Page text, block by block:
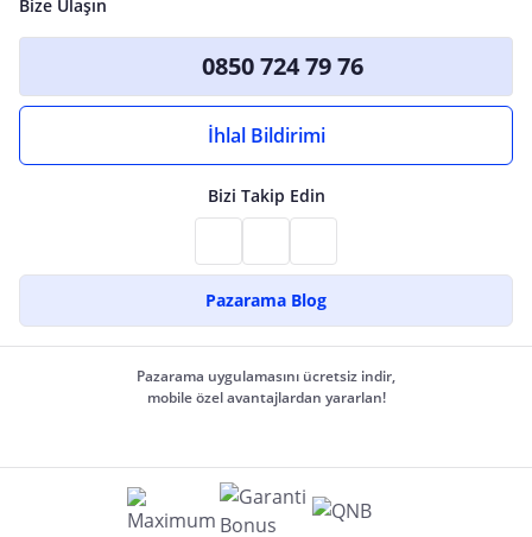
Bize Ulaşın
0850 724 79 76
İhlal Bildirimi
Bizi Takip Edin
Pazarama Blog
Pazarama uygulamasını ücretsiz indir,
mobile özel avantajlardan yararlan!